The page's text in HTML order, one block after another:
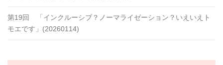
第19回 「インクルーシブ？ノーマライゼーション？いえいえト
モエです」(20260114)